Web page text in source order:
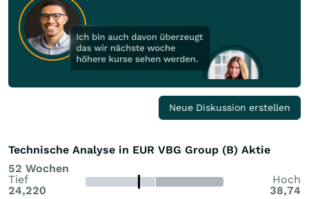
Neue Diskussion erstellen
Technische Analyse in EUR VBG Group (B) Aktie
52 Wochen
Tief
24,220
Hoch
38,74